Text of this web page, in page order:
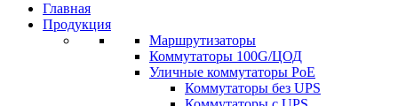
Главная
Продукция
Маршрутизаторы
Коммутаторы 100G/ЦОД
Уличные коммутаторы PoE
Коммутаторы без UPS